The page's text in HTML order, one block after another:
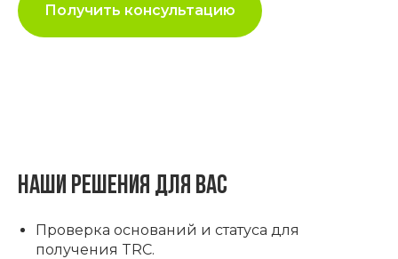
Получить консультацию
наши решения для вас
Проверка оснований и статуса для
получения TRC.